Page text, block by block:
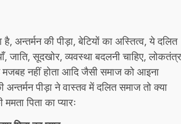
अन्तर्मन की पीड़ा, बेटियों का अस्तित्व, ये दलित
जाति, सूदखोर, व्यवस्था बदलनी चाहिए, लोकतंत्र
मजबह नहीं होता आदि जैसी समाज को आइना
पीड़ा ने वास्तव में दलित समाज तो क्या
पिता का प्यारः